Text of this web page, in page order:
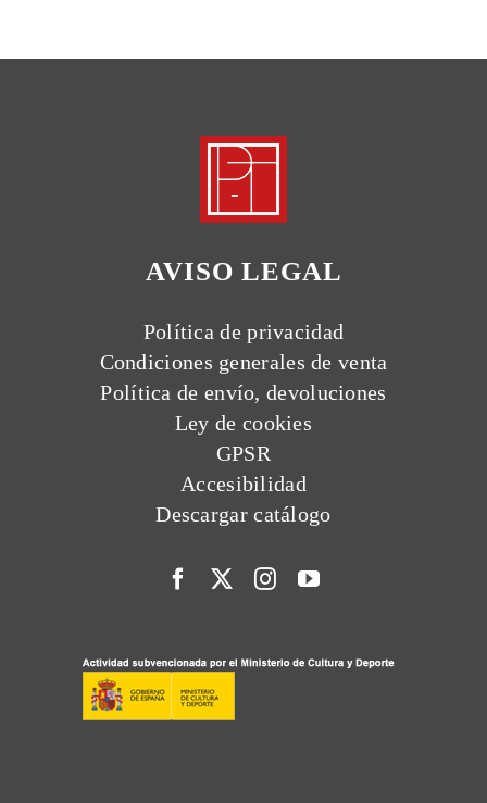
AVISO LEGAL
Política de privacidad
Condiciones generales de venta
Política de envío, devoluciones
Ley de cookies
GPSR
Accesibilidad
Descargar catálogo